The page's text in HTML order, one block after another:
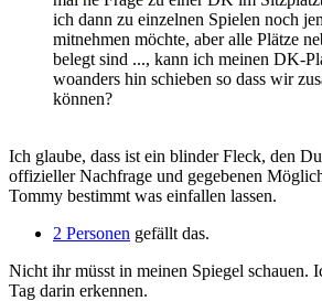
ich dann zu einzelnen Spielen noch
mitnehmen möchte, aber alle Plätze
belegt sind ..., kann ich meinen DK-
woanders hin schieben so dass wir
können?
Ich glaube, dass ist ein blinder Fleck, den
offizieller Nachfrage und gegebenen
Tommy bestimmt was einfallen lassen.
2 Personen gefällt das.
Nicht ihr müsst in meinen Spiegel schauen.
Tag darin erkennen.